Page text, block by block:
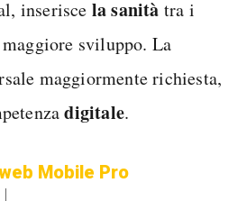
inserisce la sanità tra i
sviluppo. La
maggiormente richiesta,
digitale.
Mobile Pro